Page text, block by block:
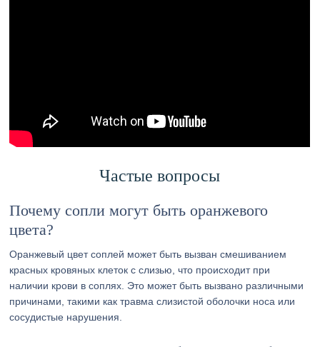
Частые вопросы
Почему сопли могут быть оранжевого
цвета?
Оранжевый цвет соплей может быть вызван смешиванием
красных кровяных клеток с слизью, что происходит при
наличии крови в соплях. Это может быть вызвано различными
причинами, такими как травма слизистой оболочки носа или
сосудистые нарушения.